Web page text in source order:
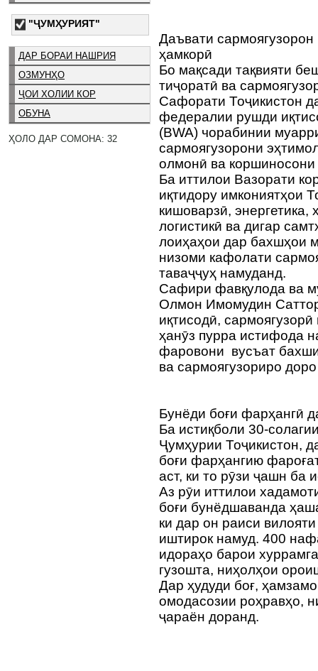
"ҶУМҲУРИЯТ"
ДАР БОРАИ НАШРИЯ
ОЗМУНҲО
ҶОИ ХОЛИИ КОР
ОБУНА
ҲОЛО ДАР СОМОНА: 32
Даъвати
ҳамкорӣ
Бо мақсади тақвияти
тиҷоратӣ ва
Сафорати Тоҷикистон
федералии рушди
(BWA) чорабинии
сармоягузорони
олмонӣ ва коршиносони
Ба иттилои Вазорати
иқтидору имкониятҳои
кишоварзӣ, энергетика,
логистикӣ ва дигар
лоиҳаҳои дар бахшҳои
низоми кафолати
таваҷҷуҳ намуданд.
Сафири фавқулода ва
Олмон Имомудин
иқтисодӣ,
ҳанӯз пурра истифода
фаровони вусъат
ва сармоягузориро
Бунёди боғи фарҳангӣ
Ба истиқболи 30-
Ҷумҳурии Тоҷикистон,
боғи фарҳангию
аст, ки то рӯзи ҷашн
Аз рӯи иттилои
боғи бунёдшаванда
ки дар он раиси
иштирок намуд. 400
идораҳо барои
гузошта, ниҳолҳои
Дар ҳудуди боғ,
омодасозии роҳравҳо,
ҷараён доранд.